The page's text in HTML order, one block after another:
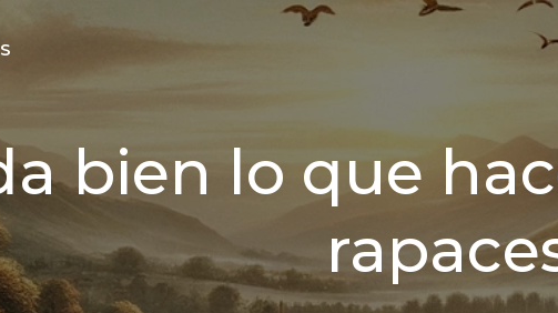
bien lo que